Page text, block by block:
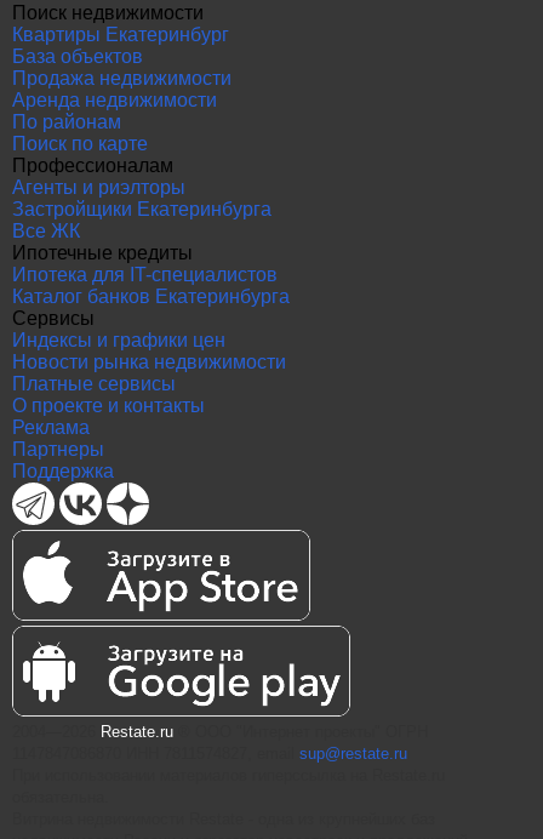
Поиск недвижимости
Квартиры Екатеринбург
База объектов
Продажа недвижимости
Аренда недвижимости
По районам
Поиск по карте
Профессионалам
Агенты и риэлторы
Застройщики Екатеринбурга
Все ЖК
Ипотечные кредиты
Ипотека для IT-специалистов
Каталог банков Екатеринбурга
Сервисы
Индексы и графики цен
Новости рынка недвижимости
Платные сервисы
О проекте и контакты
Реклама
Партнеры
Поддержка
Restate.ru
sup@restate.ru